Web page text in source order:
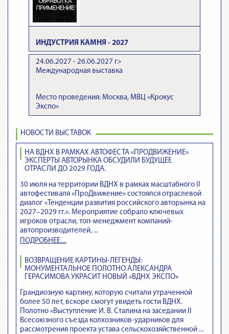
ИНДУСТРИЯ КАМНЯ - 2027
24.06.2027 - 26.06.2027 r>
Международная выставка
Место проведения: Москва, МВЦ «Крокус
Экспо»
НОВОСТИ ВЫСТАВОК
НА ВДНХ В РАМКАХ АВТОФЕСТА «ПРОДВИЖЕНИЕ»
ЭКСПЕРТЫ АВТОРЫНКА ОБСУДИЛИ БУДУЩЕЕ
ОТРАСЛИ ДО 2029 ГОДА.
30 июля на территории ВДНХ в рамках масштабного II
автофестиваля «ПроДвижение» состоялся отраслевой
диалог «Тенденции развития российского авторынка на
2027–2029 гг.». Мероприятие собрало ключевых
игроков отрасли, топ-менеджмент компаний-
автопроизводителей, ...
ПОДРОБНЕЕ....
ВОЗВРАЩЕНИЕ КАРТИНЫ-ЛЕГЕНДЫ:
МОНУМЕНТАЛЬНОЕ ПОЛОТНО АЛЕКСАНДРА
ГЕРАСИМОВА УКРАСИТ НОВЫЙ «ВДНХ ЭКСПО»
Грандиозную картину, которую считали утраченной
более 50 лет, вскоре смогут увидеть гости ВДНХ.
Полотно «Выступление И. В. Сталина на заседании II
Всесоюзного съезда колхозников-ударников для
рассмотрения проекта устава сельскохозяйственной ...